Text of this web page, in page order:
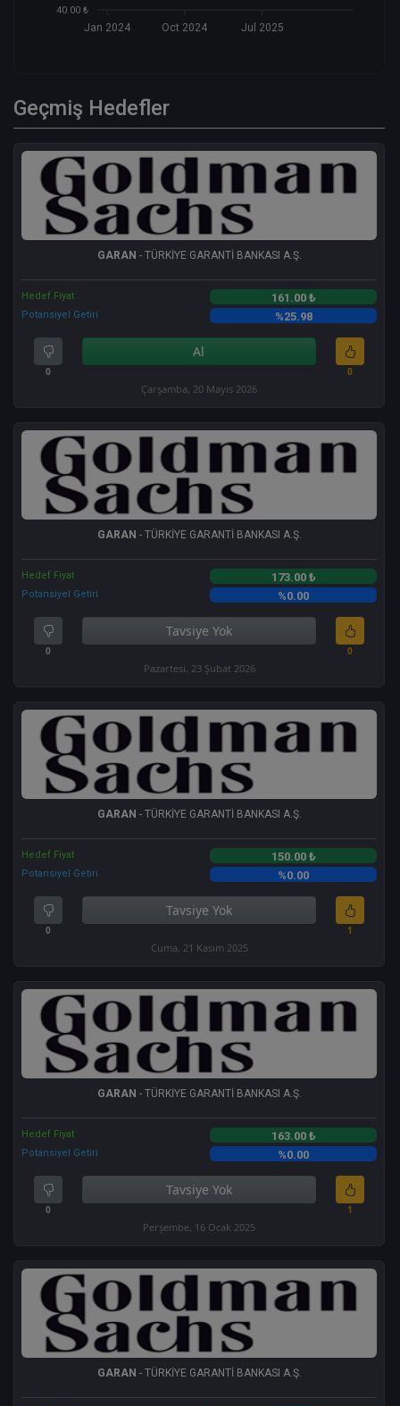
40.00 ₺
Jan 2024 Oct 2024 Jul 2025
Geçmiş Hedefler
GARAN - TÜRKİYE GARANTİ BANKASI A.Ş.
Hedef Fiyat 161.00 ₺
Potansiyel Getiri %25.98
0
Al
0
Çarşamba, 20 Mayıs 2026
GARAN - TÜRKİYE GARANTİ BANKASI A.Ş.
Hedef Fiyat 173.00 ₺
Potansiyel Getiri %0.00
0
Tavsiye Yok
0
Pazartesi, 23 Şubat 2026
GARAN - TÜRKİYE GARANTİ BANKASI A.Ş.
Hedef Fiyat 150.00 ₺
Potansiyel Getiri %0.00
0
Tavsiye Yok
1
Cuma, 21 Kasım 2025
GARAN - TÜRKİYE GARANTİ BANKASI A.Ş.
Hedef Fiyat 163.00 ₺
Potansiyel Getiri %0.00
0
Tavsiye Yok
1
Perşembe, 16 Ocak 2025
GARAN - TÜRKİYE GARANTİ BANKASI A.Ş.